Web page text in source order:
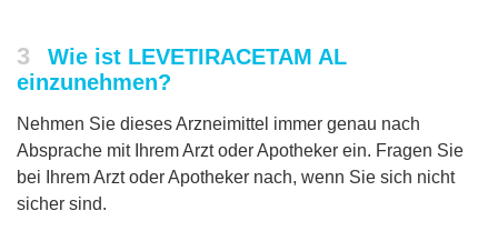
3
Wie ist LEVETIRACETAM AL
einzunehmen?
Nehmen Sie dieses Arzneimittel immer genau nach
Absprache mit Ihrem Arzt oder Apotheker ein. Fragen Sie
bei Ihrem Arzt oder Apotheker nach, wenn Sie sich nicht
sicher sind.